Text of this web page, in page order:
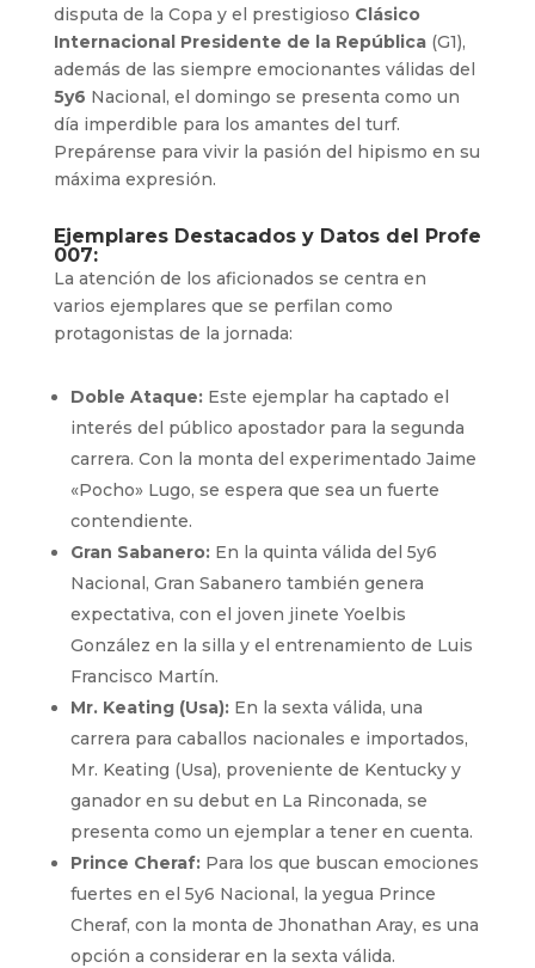
disputa de la Copa y el prestigioso Clásico
Internacional Presidente de la República(G1),
además de las siempre emocionantes válidas del
5y6 Nacional, el domingo se presenta como un
día imperdible para los amantes del turf.
Prepárense para vivir la pasión del hipismo en su
máxima expresión.
Ejemplares Destacados y Datos del Profe
007:
La atención de los aficionados se centra en
varios ejemplares que se perfilan como
protagonistas de la jornada:
Doble Ataque:Este ejemplar ha captado el
interés del público apostador para la segunda
carrera. Con la monta del experimentado Jaime
«Pocho» Lugo, se espera que sea un fuerte
contendiente.
Gran Sabanero:En la quinta válida del 5y6
Nacional, Gran Sabanero también genera
expectativa, con el joven jinete Yoelbis
González en la silla y el entrenamiento de Luis
Francisco Martín.
Mr. Keating (Usa):En la sexta válida, una
carrera para caballos nacionales e importados,
Mr. Keating (Usa), proveniente de Kentucky y
ganador en su debut en La Rinconada, se
presenta como un ejemplar a tener en cuenta.
Prince Cheraf:Para los que buscan emociones
fuertes en el 5y6 Nacional, la yegua Prince
Cheraf, con la monta de Jhonathan Aray, es una
opción a considerar en la sexta válida.